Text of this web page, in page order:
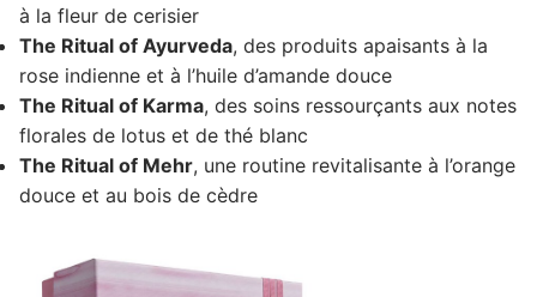
à la fleur de cerisier
The Ritual of Ayurveda, des produits apaisants à la
rose indienne et à l’huile d’amande douce
The Ritual of Karma, des soins ressourçants aux notes
florales de lotus et de thé blanc
The Ritual of Mehr, une routine revitalisante à l’orange
douce et au bois de cèdre